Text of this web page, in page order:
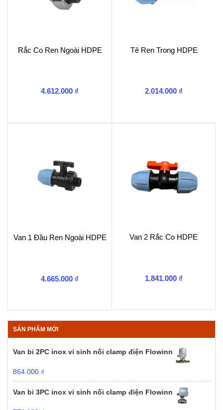
Rắc Co Ren Ngoài HDPE
4.612.000 ₫
Tê Ren Trong HDPE
2.014.000 ₫
Van 1 Đầu Ren Ngoài HDPE
4.665.000 ₫
Van 2 Rắc Co HDPE
1.841.000 ₫
SẢN PHẨM MỚI
Van bi 2PC inox vi sinh nối clamp điện Flowinn
864.000 ₫
Van bi 3PC inox vi sinh nối clamp điện Flowinn